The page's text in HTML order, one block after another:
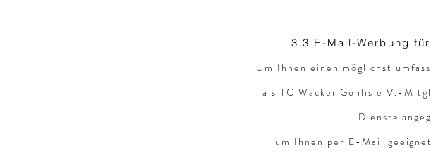
3.3 E-Mail-Werbung
Um Ihnen einen möglichst
als TC Wacker Gohlis e.V.-
Dienste
um Ihnen per E-Mail